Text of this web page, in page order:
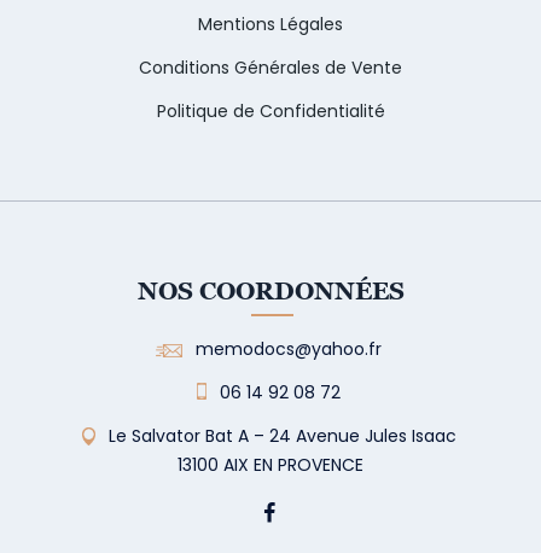
Mentions Légales
Conditions Générales de Vente
Politique de Confidentialité
NOS COORDONNÉES
memodocs@yahoo.fr
06 14 92 08 72
Le Salvator Bat A – 24 Avenue Jules Isaac
13100 AIX EN PROVENCE